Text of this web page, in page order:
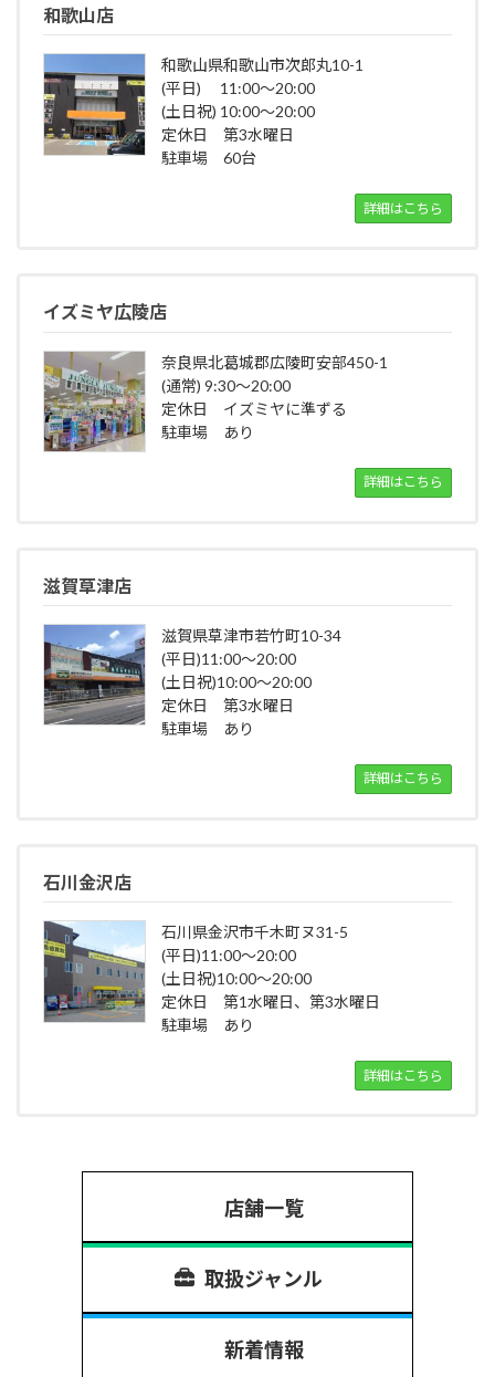
和歌山店
和歌山県和歌山市次郎丸10-1
(平日) 11:00～20:00
(土日祝) 10:00～20:00
定休日 第3水曜日
駐車場 60台
詳細はこちら
イズミヤ広陵店
奈良県北葛城郡広陵町安部450-1
(通常) 9:30～20:00
定休日 イズミヤに準ずる
駐車場 あり
詳細はこちら
滋賀草津店
滋賀県草津市若竹町10-34
(平日)11:00～20:00
(土日祝)10:00～20:00
定休日 第3水曜日
駐車場 あり
詳細はこちら
石川金沢店
石川県金沢市千木町ヌ31-5
(平日)11:00～20:00
(土日祝)10:00～20:00
定休日 第1水曜日、第3水曜日
駐車場 あり
詳細はこちら
店舗一覧
取扱ジャンル
新着情報